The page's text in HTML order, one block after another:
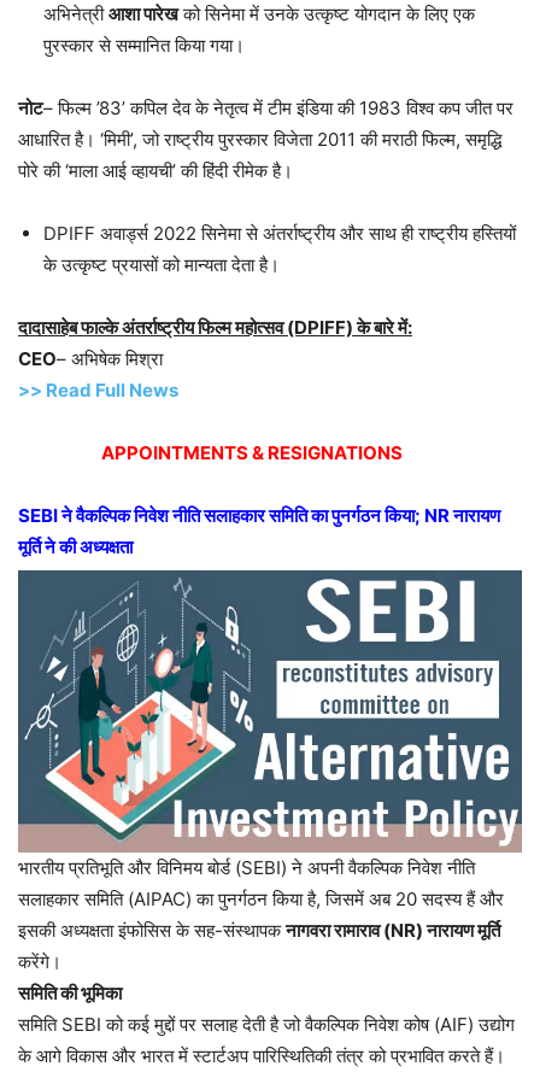
अभिनेत्रीआशा पारेखको सिनेमा में उनके उत्कृष्ट योगदान के लिए एक
पुरस्कार से सम्मानित किया गया।
नोट– फिल्म ’83’ कपिल देव के नेतृत्व में टीम इंडिया की 1983 विश्व कप जीत पर
आधारित है। ‘मिमी’, जो राष्ट्रीय पुरस्कार विजेता 2011 की मराठी फिल्म, समृद्धि
पोरे की ‘माला आई व्हायची’ की हिंदी रीमेक है।
DPIFF अवार्ड्स 2022 सिनेमा से अंतर्राष्ट्रीय और साथ ही राष्ट्रीय हस्तियों
के उत्कृष्ट प्रयासों को मान्यता देता है।
दादासाहेब फाल्के अंतर्राष्ट्रीय फिल्म महोत्सव (DPIFF) के बारे में:
CEO– अभिषेक मिश्रा
>> Read Full News
APPOINTMENTS & RESIGNATIONS
SEBI ने वैकल्पिक निवेश नीति सलाहकार समिति का पुनर्गठन किया; NR नारायण
मूर्ति ने की अध्यक्षता
भारतीय प्रतिभूति और विनिमय बोर्ड (SEBI) ने अपनी वैकल्पिक निवेश नीति
सलाहकार समिति (AIPAC) का पुनर्गठन किया है, जिसमें अब 20 सदस्य हैं और
इसकी अध्यक्षता इंफोसिस के सह-संस्थापकनागवरा रामाराव (NR) नारायण मूर्ति
करेंगे।
समिति की भूमिका
समिति SEBI को कई मुद्दों पर सलाह देती है जो वैकल्पिक निवेश कोष (AIF) उद्योग
के आगे विकास और भारत में स्टार्टअप पारिस्थितिकी तंत्र को प्रभावित करते हैं।